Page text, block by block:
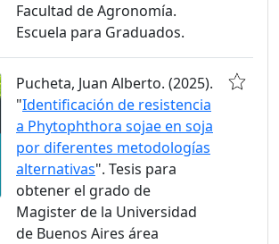
Facultad de Agronomía.
Escuela para Graduados.
Pucheta, Juan Alberto. (2025).
"Identificación de resistencia
a Phytophthora sojae en soja
por diferentes metodologías
alternativas". Tesis para
obtener el grado de
Magister de la Universidad
de Buenos Aires área